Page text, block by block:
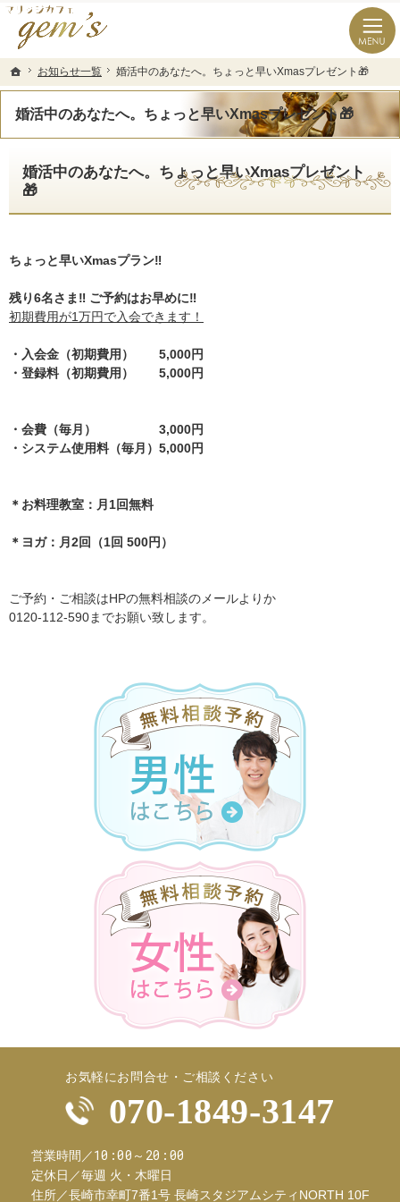
ホーム
お知らせ一覧 婚活中のあなたへ。ちょっと早いXmasプレゼント🎁
婚活中のあなたへ。ちょっと早いXmasプレゼント🎁
長崎県の婚活なら結婚相談所のマリッジカフェgem’ｓ（ジェムズ）
長崎県長崎市の結婚相談所マリッジカフェgem's(ジェムズ)
婚活中のあなたへ。ちょっと早いXmasプレゼント
🎁
ちょっと早いXmasプラン‼️
残り6名さま‼️ ご予約はお早めに‼️
初期費用が1万円で入会できます！
・入会金（初期費用） 5,000円
・登録料（初期費用） 5,000円
・会費（毎月） 3,000円
・システム使用料（毎月）5,000円
＊お料理教室：月1回無料
＊ヨガ：月2回（1回 500円）
ご予約・ご相談はHPの無料相談のメールよりか
0120-112-590までお願い致します。
ホーム
お知らせ一覧 婚活中のあなたへ。ちょっと早いXmasプレゼント🎁
お気軽にお問合せ・ご相談ください
070-1849-3147
営業時間／10:00～20:00
定休日／毎週 火・木曜日
住所／長崎市幸町7番1号 長崎スタジアムシティNORTH 10F